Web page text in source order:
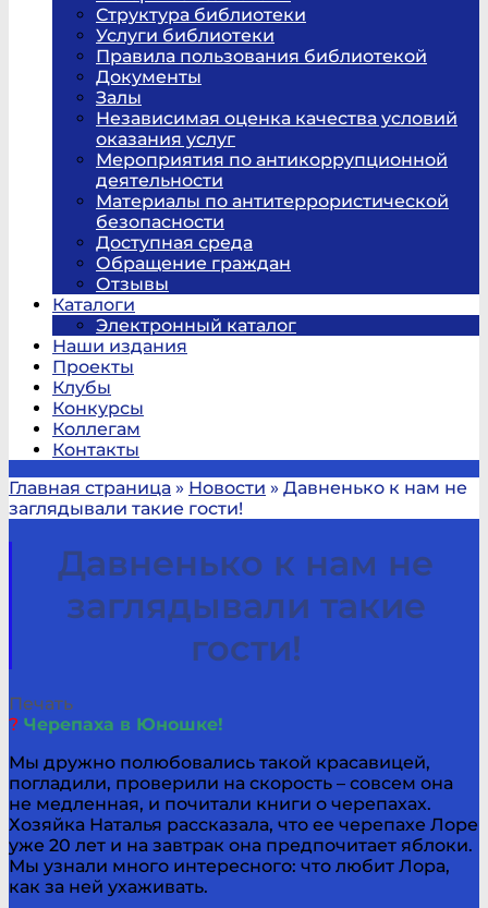
Структура библиотеки
Услуги библиотеки
Правила пользования библиотекой
Документы
Залы
Независимая оценка качества условий
оказания услуг
Мероприятия по антикоррупционной
деятельности
Материалы по антитеррористической
безопасности
Доступная среда
Обращение граждан
Отзывы
Каталоги
Электронный каталог
Наши издания
Проекты
Клубы
Конкурсы
Коллегам
Контакты
Главная страница » Новости » Давненько к нам не
заглядывали такие гости!
Давненько к нам не
заглядывали такие
гости!
Печать
? Черепаха в Юношке!
Мы дружно полюбовались такой красавицей,
погладили, проверили на скорость – совсем она
не медленная, и почитали книги о черепахах.
Хозяйка Наталья рассказала, что ее черепахе Лоре
уже 20 лет и на завтрак она предпочитает яблоки.
Мы узнали много интересного: что любит Лора,
как за ней ухаживать.